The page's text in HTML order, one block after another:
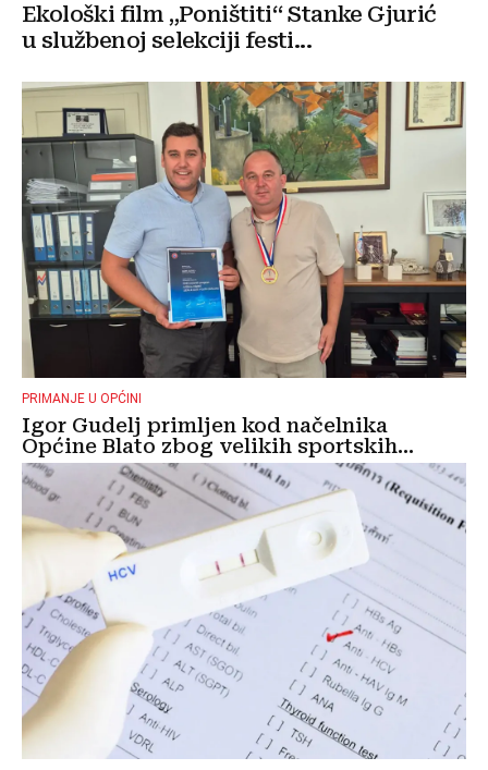
Ekološki film „Poništiti“ Stanke Gjurić
u službenoj selekciji festi...
PRIMANJE U OPĆINI
Igor Gudelj primljen kod načelnika
Općine Blato zbog velikih sportskih...